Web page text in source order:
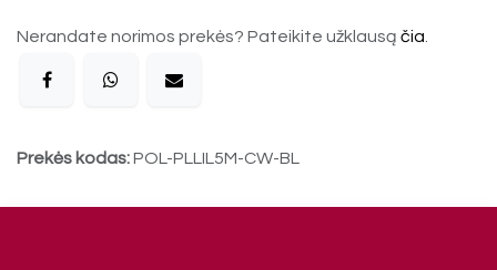
Nerandate norimos prekės? Pateikite užklausą čia
Prekės kodas:POL-PLLIL5M-CW-BL